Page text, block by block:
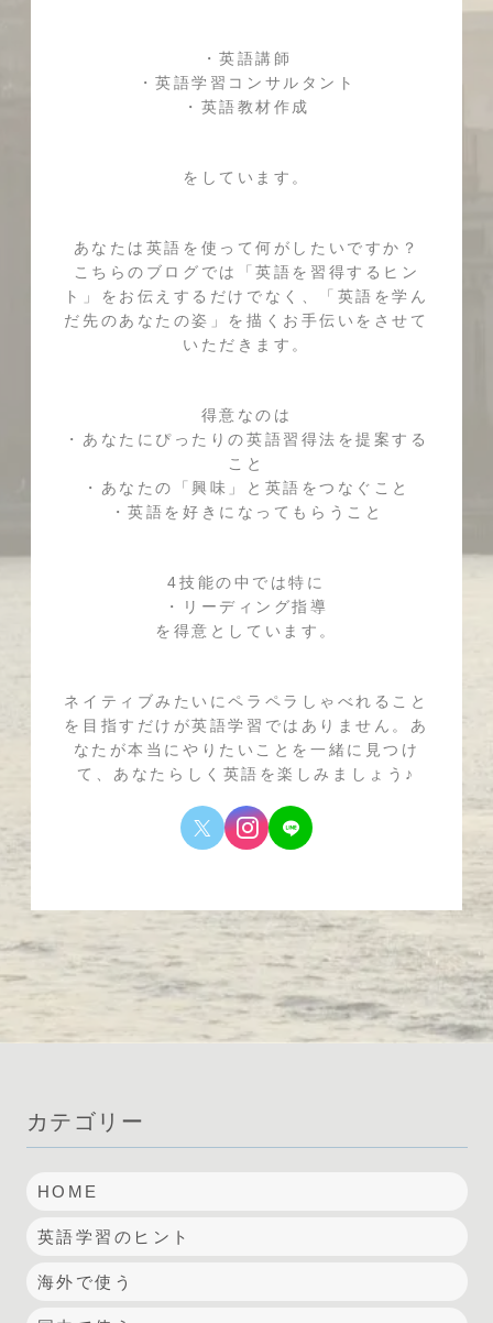
・英語講師
・英語学習コンサルタント
・英語教材作成
をしています。
あなたは英語を使って何がしたいですか？
こちらのブログでは「英語を習得するヒン
ト」をお伝えするだけでなく、「英語を学ん
だ先のあなたの姿」を描くお手伝いをさせて
いただきます。
得意なのは
・あなたにぴったりの英語習得法を提案する
こと
・あなたの「興味」と英語をつなぐこと
・英語を好きになってもらうこと
4技能の中では特に
・リーディング指導
を得意としています。
ネイティブみたいにペラペラしゃべれること
を目指すだけが英語学習ではありません。あ
なたが本当にやりたいことを一緒に見つけ
て、あなたらしく英語を楽しみましょう♪
カテゴリー
HOME
英語学習のヒント
海外で使う